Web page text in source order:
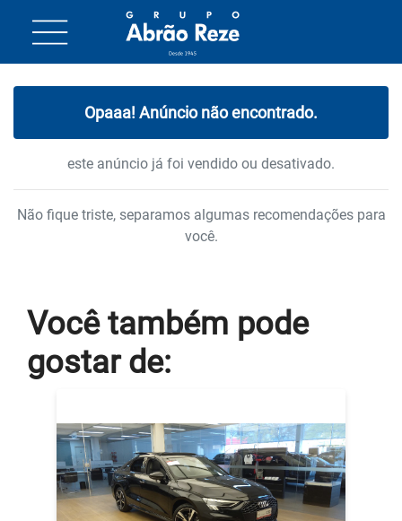
Opaaa! Anúncio não encontrado.
este anúncio já foi vendido ou desativado.
Não fique triste, separamos algumas recomendações para
você.
Você também pode
gostarde: